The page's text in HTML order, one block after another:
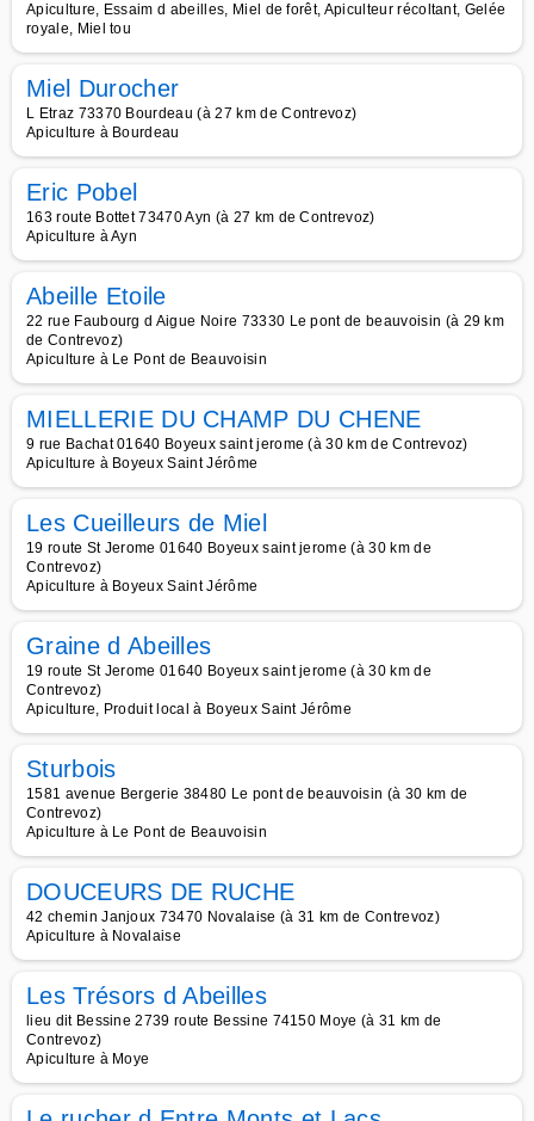
Apiculture, Essaim d abeilles, Miel de forêt, Apiculteur récoltant, Gelée
royale, Miel tou
Miel Durocher
L Etraz 73370 Bourdeau (à 27 km de Contrevoz)
Apiculture à Bourdeau
Eric Pobel
163 route Bottet 73470 Ayn (à 27 km de Contrevoz)
Apiculture à Ayn
Abeille Etoile
22 rue Faubourg d Aigue Noire 73330 Le pont de beauvoisin (à 29 km
de Contrevoz)
Apiculture à Le Pont de Beauvoisin
MIELLERIE DU CHAMP DU CHENE
9 rue Bachat 01640 Boyeux saint jerome (à 30 km de Contrevoz)
Apiculture à Boyeux Saint Jérôme
Les Cueilleurs de Miel
19 route St Jerome 01640 Boyeux saint jerome (à 30 km de
Contrevoz)
Apiculture à Boyeux Saint Jérôme
Graine d Abeilles
19 route St Jerome 01640 Boyeux saint jerome (à 30 km de
Contrevoz)
Apiculture, Produit local à Boyeux Saint Jérôme
Sturbois
1581 avenue Bergerie 38480 Le pont de beauvoisin (à 30 km de
Contrevoz)
Apiculture à Le Pont de Beauvoisin
DOUCEURS DE RUCHE
42 chemin Janjoux 73470 Novalaise (à 31 km de Contrevoz)
Apiculture à Novalaise
Les Trésors d Abeilles
lieu dit Bessine 2739 route Bessine 74150 Moye (à 31 km de
Contrevoz)
Apiculture à Moye